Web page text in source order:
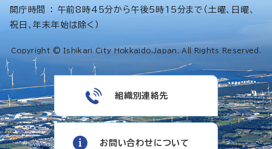
開庁時間 ： 午前8時45分から午後5時15分まで（土曜、日曜、
祝日、年末年始は除く）
Copyright © Ishikari City Hokkaido,Japan. All Rights Reserved.
組織別連絡先
お問い合わせについて